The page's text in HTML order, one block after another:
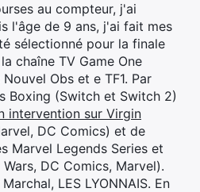
au compteur, j'ai
l'âge de 9 ans, j'ai fait mes
sélectionné pour la finale
chaîne TV Game One
Obs et e TF1. Par
Boxing (Switch et Switch 2)
intervention sur Virgin
DC Comics) et de
Marvel Legends Series et
DC Comics, Marvel).
LES LYONNAIS. En